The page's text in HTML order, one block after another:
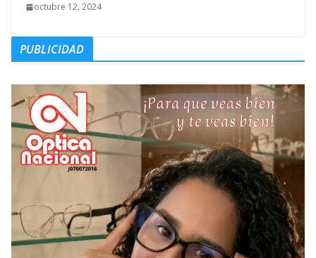
octubre 12, 2024
PUBLICIDAD